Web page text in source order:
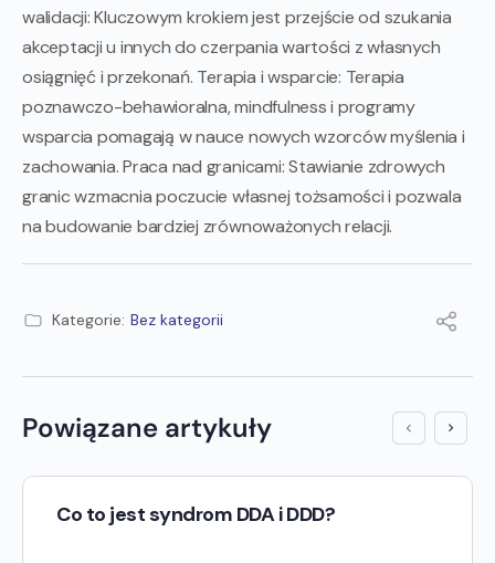
walidacji: Kluczowym krokiem jest przejście od szukania
akceptacji u innych do czerpania wartości z własnych
osiągnięć i przekonań. Terapia i wsparcie: Terapia
poznawczo-behawioralna, mindfulness i programy
wsparcia pomagają w nauce nowych wzorców myślenia i
zachowania. Praca nad granicami: Stawianie zdrowych
granic wzmacnia poczucie własnej tożsamości i pozwala
na budowanie bardziej zrównoważonych relacji.
Kategorie: Bez kategorii
Powiązane artykuły
Co to jest syndrom DDA i DDD?